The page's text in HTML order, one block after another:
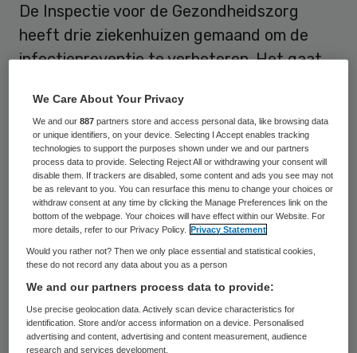
De Inspectie voor de Gezondheidszorg
heeft drie ziekenhuizen gemaand om de
infectiepreventie te verbeteren. Het gaat
Ziekenhuizen in Apeldoorn en het
Flevoziekenhuis in Almere hebben van de
Inspectie voor de Gezondheidszorg.
De inspectie bezocht in het voorjaar vier
ziekenhuizen in het kader van het project
Maasstad Ziekenhuisin Rotterdam voldeed
aan alle eisen. Bij hetZaans Medisch
Centrum (ZMC)constateerde de inspectie
tekortkomingen op het gebied van de
We Care About Your Privacy
We and our887 partners store and access personal data, like browsing data
or unique identifiers, on your device. Selecting I Accept enables tracking
technologies to support the purposes shown under we and our partners
process data to provide. Selecting Reject All or withdrawing your consent will
disable them. If trackers are disabled, some content and ads you see may not
be as relevant to you. You can resurface this menu to change your choices or
withdraw consent at any time by clicking the Manage Preferences link on the
bottom of the webpage. Your choices will have effect within our Website. For
more details, refer to our Privacy Policy.
Privacy Statement
Would you rather not? Then we only place essential and statistical cookies,
these do not record any data about you as a person
We and our partners process data to provide:
Use precise geolocation data. Actively scan device characteristics for
identification. Store and/or access information on a device. Personalised
advertising and content, advertising and content measurement, audience
research and services development.